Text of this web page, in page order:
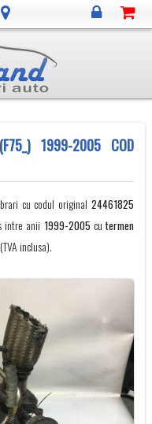
1999-2005 COD
cu codul original24461825
intre anii 1999-2005 cutermen
inclusa).